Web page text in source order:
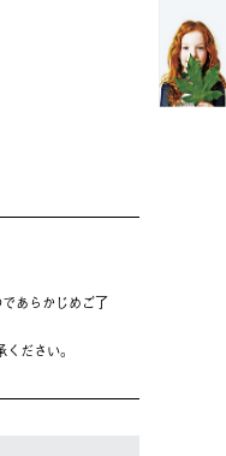
あらかじめご了
ださい。